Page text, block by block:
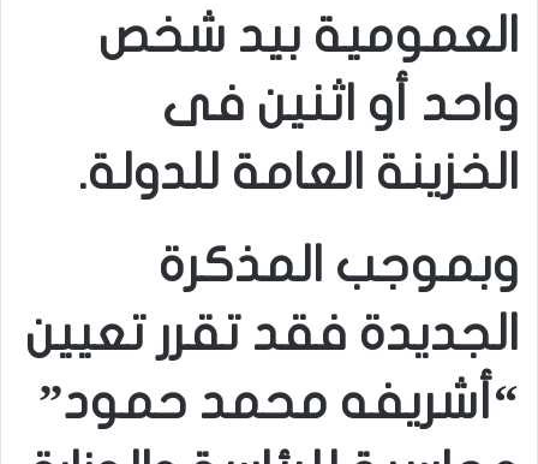
العمومية بيد شخص
واحد أو اثنين فى
الخزينة العامة للدولة.
وبموجب المذكرة
الجديدة فقد تقرر تعيين
“أشريفه محمد حمود”